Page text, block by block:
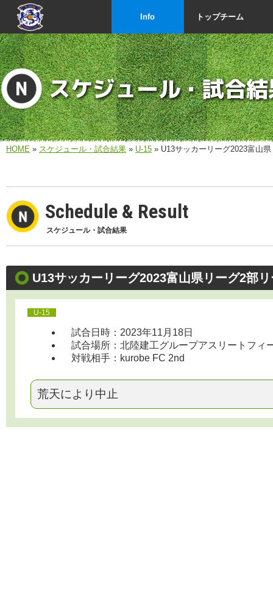
Info トップチーム
スケジュール・試合
HOME » スケジュール・試合結果 » U-15 » U13サッカーリーグ2023富山
Schedule & Result
スケジュール・試合結果
U13サッカーリーグ2023富山県リーグ2部
U-15
試合日時：2023年11月18日
試合場所：北陸建工グループアスリートフ
対戦相手：kurobe FC 2nd
荒天により中止